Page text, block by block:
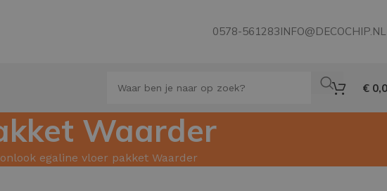
0578-561283INFO@DECOCHIP.NL
€
Waarder
egaline vloer pakket Waarder